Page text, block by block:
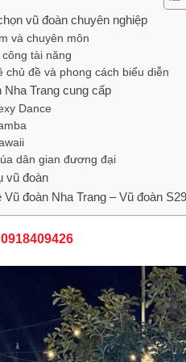
vũ đoàn chuyên nghiệp
và chuyên môn
tài năng
chủ đề và phong cách biểu diễn
Nha Trang cung cấp
Dance
dân gian đương đại
vũ đoàn
Vũ đoàn Nha Trang – Vũ đoàn
0918409426